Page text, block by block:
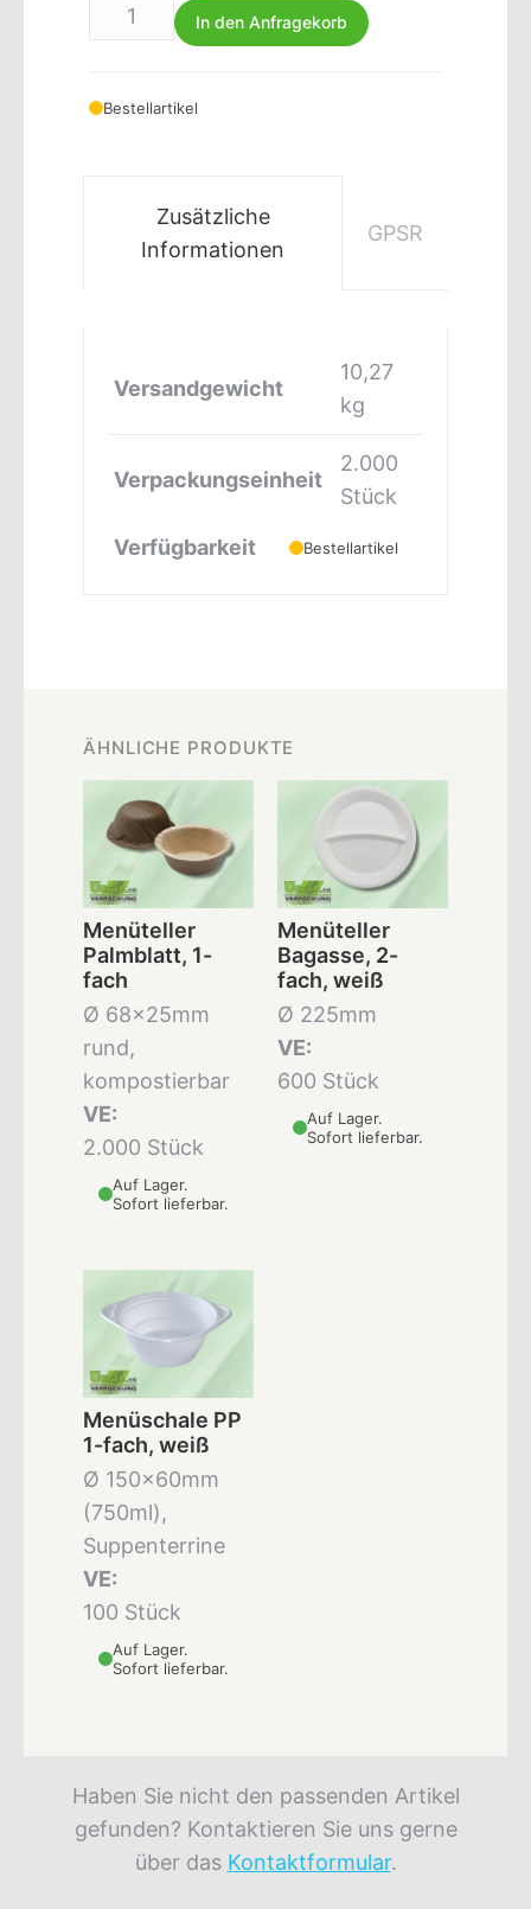
In den Anfragekorb
Bestellartikel
Zusätzliche
Informationen
GPSR
Versandgewicht
10,27
kg
Verpackungseinheit
2.000
Stück
Verfügbarkeit Bestellartikel
ÄHNLICHE PRODUKTE
Menüteller
Palmblatt, 1-
fach
Ø 68x25mm
rund,
kompostierbar
VE:
2.000 Stück
Auf Lager.
Sofort lieferbar.
Menüteller
Bagasse, 2-
fach, weiß
Ø 225mm
VE:
600 Stück
Auf Lager.
Sofort lieferbar.
Menüschale PP
1-fach, weiß
Ø 150x60mm
(750ml),
Suppenterrine
VE:
100 Stück
Auf Lager.
Sofort lieferbar.
Haben Sie nicht den passenden Artikel
gefunden? Kontaktieren Sie uns gerne
über das Kontaktformular.